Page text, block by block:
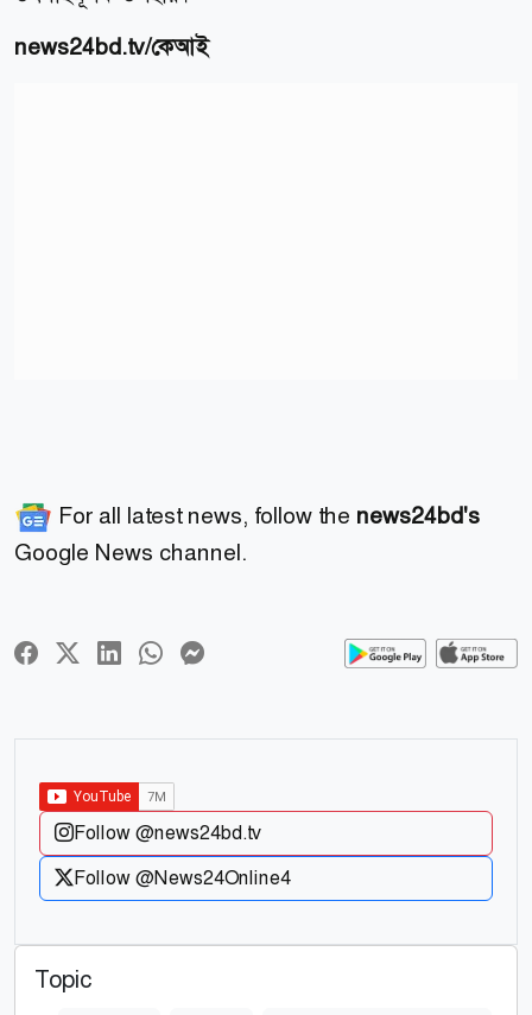
news24bd.tv/কেআই
For all latest news, follow the news24bd's
Google News channel.
Follow @news24bd.tv
Follow @News24Online4
Topic